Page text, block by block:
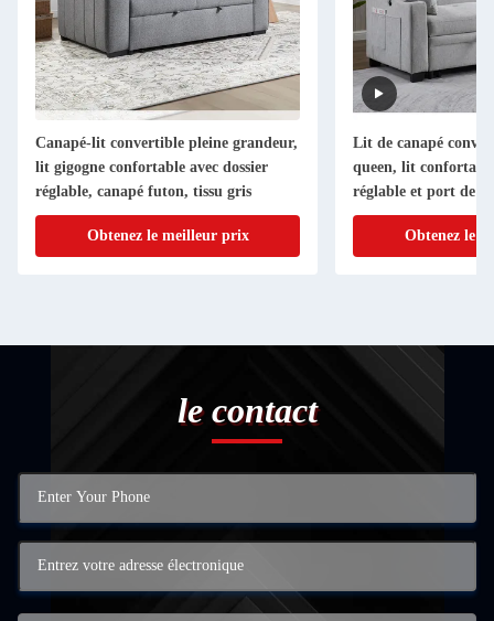
Canapé-lit convertible pleine grandeur,
lit gigogne confortable avec dossier
réglable, canapé futon, tissu gris
Obtenez le meilleur prix
Lit de canapé
queen, lit
réglable et port de
porte-gobelets, lit
tissu grisObtenez le
le contact